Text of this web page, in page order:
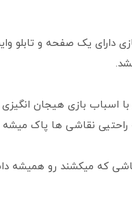
دارای یک صفحه و تابلو
با اسباب بازی هیجان
راحتیی نقاشی ها پاک میشه
که میکشند رو همیشه